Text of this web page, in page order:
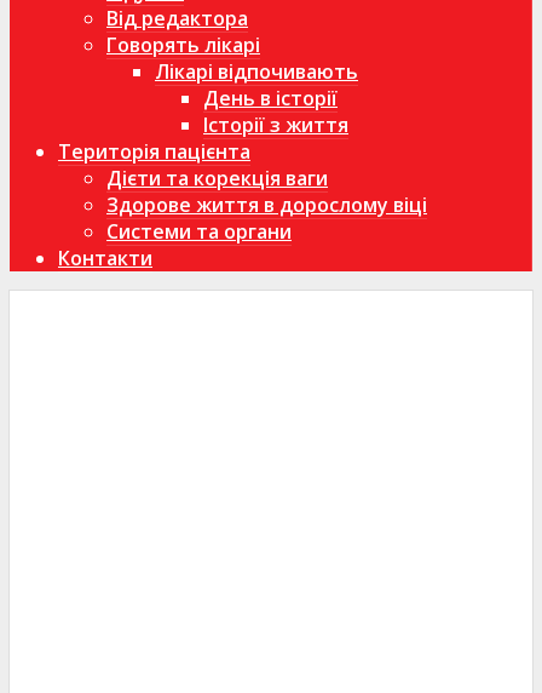
Від редактора
Говорять лікарі
Лікарі відпочивають
День в історії
Історії з життя
Територія пацієнта
Дієти та корекція ваги
Здорове життя в дорослому віці
Системи та органи
Контакти